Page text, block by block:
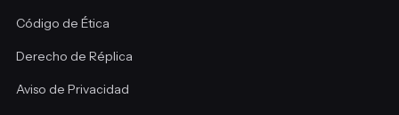
Código de Ética
Derecho de Réplica
Aviso de Privacidad